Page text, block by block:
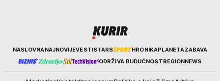
KurirNASLOVNANAJNOVIJEVESTISTARS HRONIKAPLANETAZABAVA
ODRŽIVA BUDUĆNOSTREGIONNEWS